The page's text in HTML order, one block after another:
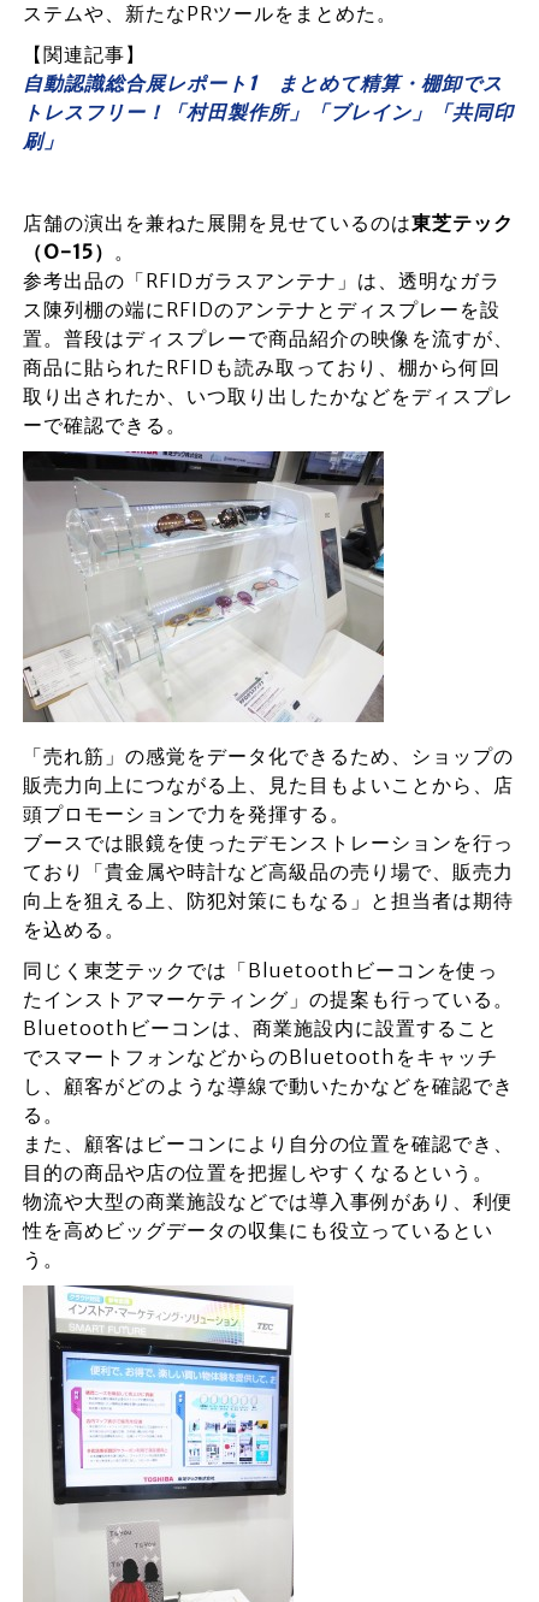
ステムや、新たなPRツールをまとめた。
【関連記事】
自動認識総合展レポート1 まとめて精算・棚卸でス
トレスフリー！「村田製作所」「ブレイン」「共同印
刷」
店舗の演出を兼ねた展開を見せているのは東芝テック
（O-15） 。
参考出品の「RFIDガラスアンテナ」は、透明なガラ
ス陳列棚の端にRFIDのアンテナとディスプレーを設
置。普段はディスプレーで商品紹介の映像を流すが、
商品に貼られたRFIDも読み取っており、棚から何回
取り出されたか、いつ取り出したかなどをディスプレ
ーで確認できる。
「売れ筋」の感覚をデータ化できるため、ショップの
販売力向上につながる上、見た目もよいことから、店
頭プロモーションで力を発揮する。
ブースでは眼鏡を使ったデモンストレーションを行っ
ており「貴金属や時計など高級品の売り場で、販売力
向上を狙える上、防犯対策にもなる」と担当者は期待
を込める。
同じく東芝テックでは「Bluetoothビーコンを使っ
たインストアマーケティング」の提案も行っている。
Bluetoothビーコンは、商業施設内に設置すること
でスマートフォンなどからのBluetoothをキャッチ
し、顧客がどのような導線で動いたかなどを確認でき
る。
また、顧客はビーコンにより自分の位置を確認でき、
目的の商品や店の位置を把握しやすくなるという。
物流や大型の商業施設などでは導入事例があり、利便
性を高めビッグデータの収集にも役立っているとい
う。